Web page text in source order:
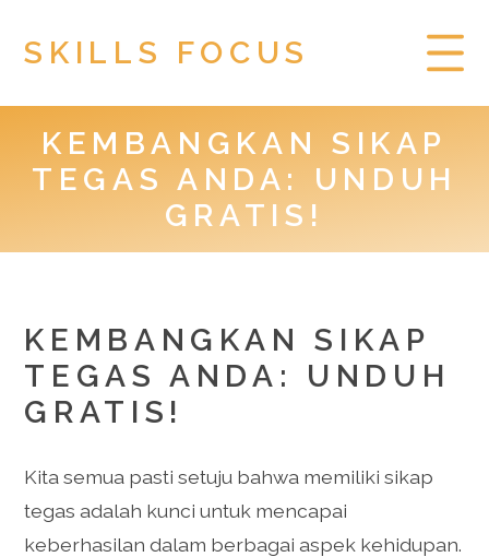
SKILLS FOCUS
HOME
PRIVACY POLICY
TOGEL HONGKONG
KEMBANGKAN SIKAP
TEGAS ANDA: UNDUH
GRATIS!
KEMBANGKAN SIKAP
TEGAS ANDA: UNDUH
GRATIS!
Kita semua pasti setuju bahwa memiliki sikap
tegas adalah kunci untuk mencapai
keberhasilan dalam berbagai aspek kehidupan.